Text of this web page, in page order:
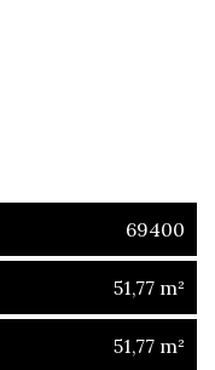
69400
51,77 m²
51,77 m²